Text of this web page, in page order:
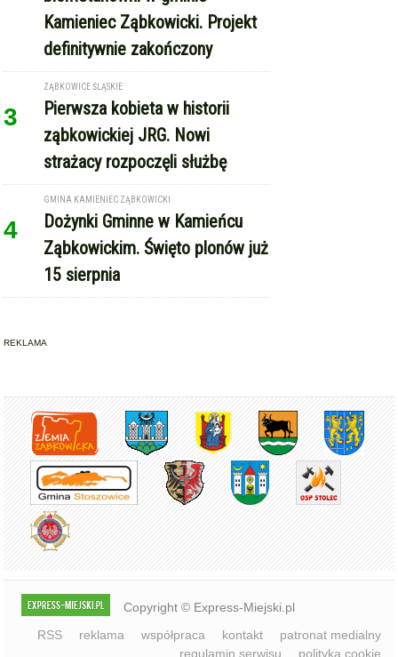
Kamieniec Ząbkowicki. Projekt
definitywnie zakończony
3
ZĄBKOWICE ŚLĄSKIE
Pierwsza kobieta w historii
ząbkowickiej JRG. Nowi
strażacy rozpoczęli służbę
4
GMINA KAMIENIEC ZĄBKOWICKI
Dożynki Gminne w Kamieńcu
Ząbkowickim. Święto plonów już
15 sierpnia
REKLAMA
Copyright © Express-Miejski.pl
RSS
reklama współpraca kontakt
patronat medialny
regulamin serwisu
polityka cookie